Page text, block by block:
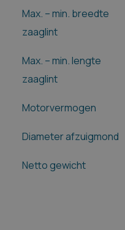
Max. – min. breedte
zaaglint
Max. – min. lengte
zaaglint
Motorvermogen
Diameter afzuigmond
Netto gewicht